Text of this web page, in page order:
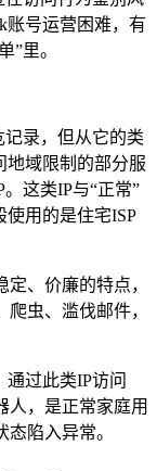
账号运营困难，有
”里。
录，但从它的类
地域限制的部分服
这类IP与“正常”
使用的是住宅ISP
、价廉的特点，
虫、滥伐邮件，
过此类IP访问
人，是正常家庭用
陷入异常。